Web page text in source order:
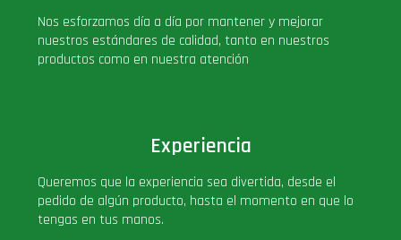
Movie Poster
Plush
Pop Nook (Rincon)
Nos esforzamos día a día por mantener y mejorar
nuestros estándares de calidad, tanto en nuestros
productos como en nuestra atención
Experiencia
Queremos que la experiencia sea divertida, desde el
pedido de algún producto, hasta el momento en que lo
tengas en tus manos.